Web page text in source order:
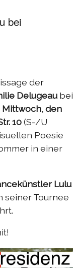
bei
der
Delugeaubei
Mittwoch, den
10(S-/U
Poesie
in einer
Lulu
seiner Tournee